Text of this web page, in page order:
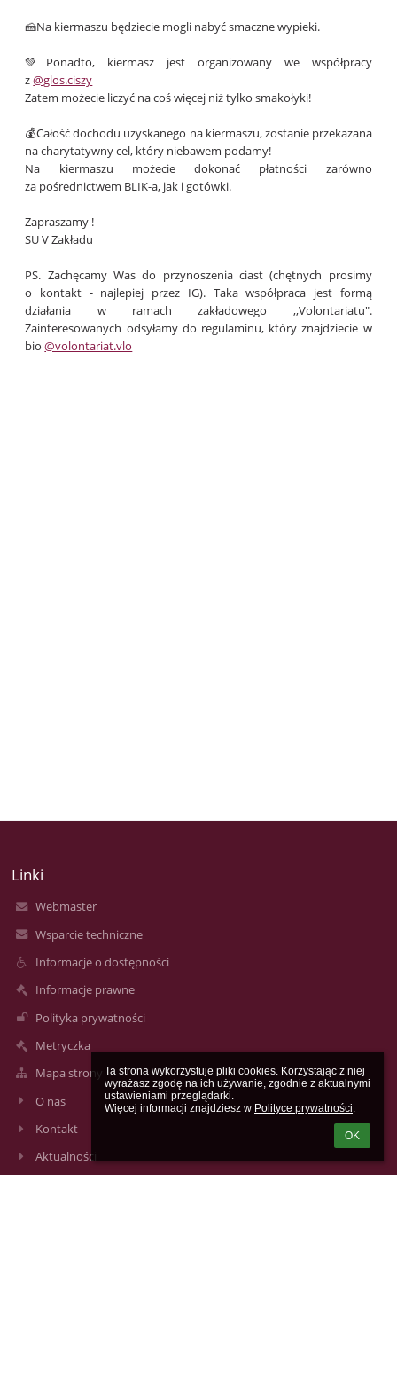
Ta strona wykorzystuje pliki cookies. Korzystając z niej
wyrażasz zgodę na ich używanie, zgodnie z aktualnymi
ustawieniami przeglądarki.
Więcej informacji znajdziesz w Polityce prywatności.
OK
🍰Na kiermaszu będziecie mogli nabyć smaczne wypieki.
💚Ponadto, kiermasz jest organizowany we współpracy
z@glos.ciszy
Zatem możecie liczyć na coś więcej niż tylko smakołyki!
💰Całość dochodu uzyskanego na kiermaszu, zostanie przekazana
na charytatywny cel, który niebawem podamy!
Na kiermaszu możecie dokonać płatności zarówno
za pośrednictwem BLIK-a, jak i gotówki.
Zapraszamy !
SU V Zakładu
PS. Zachęcamy Was do przynoszenia ciast (chętnych prosimy
o kontakt - najlepiej przez IG). Taka współpraca jest formą
działania w ramach zakładowego ,,Volontariatu".
Zainteresowanych odsyłamy do regulaminu, który znajdziecie w
bio@volontariat.vlo
Linki
Webmaster
Wsparcie techniczne
Informacje o dostępności
Informacje prawne
Polityka prywatności
Metryczka
Mapa strony
O nas
Kontakt
Aktualności